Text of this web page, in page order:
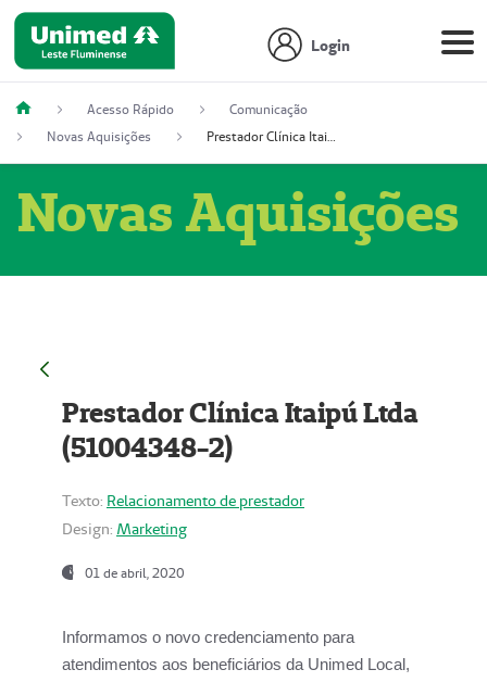
Login
Acesso Rápido
Comunicação
Novas Aquisições
Prestador Clínica Itaipú Ltda (51004348-2)
Novas Aquisições
Prestador Clínica Itaipú Ltda
(51004348-2)
Texto: Relacionamento de prestador
Design: Marketing
01 de abril, 2020
Informamos o novo credenciamento para
atendimentos aos beneficiários da Unimed Local,